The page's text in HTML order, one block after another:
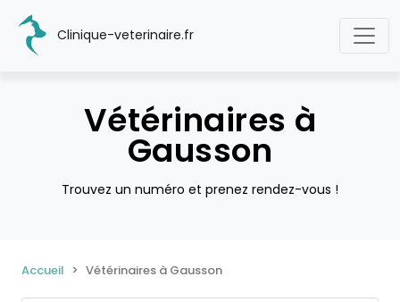
Clinique-veterinaire.fr
Vétérinaires à
Gausson
Trouvez un numéro et prenez rendez-vous !
Accueil Vétérinaires à Gausson